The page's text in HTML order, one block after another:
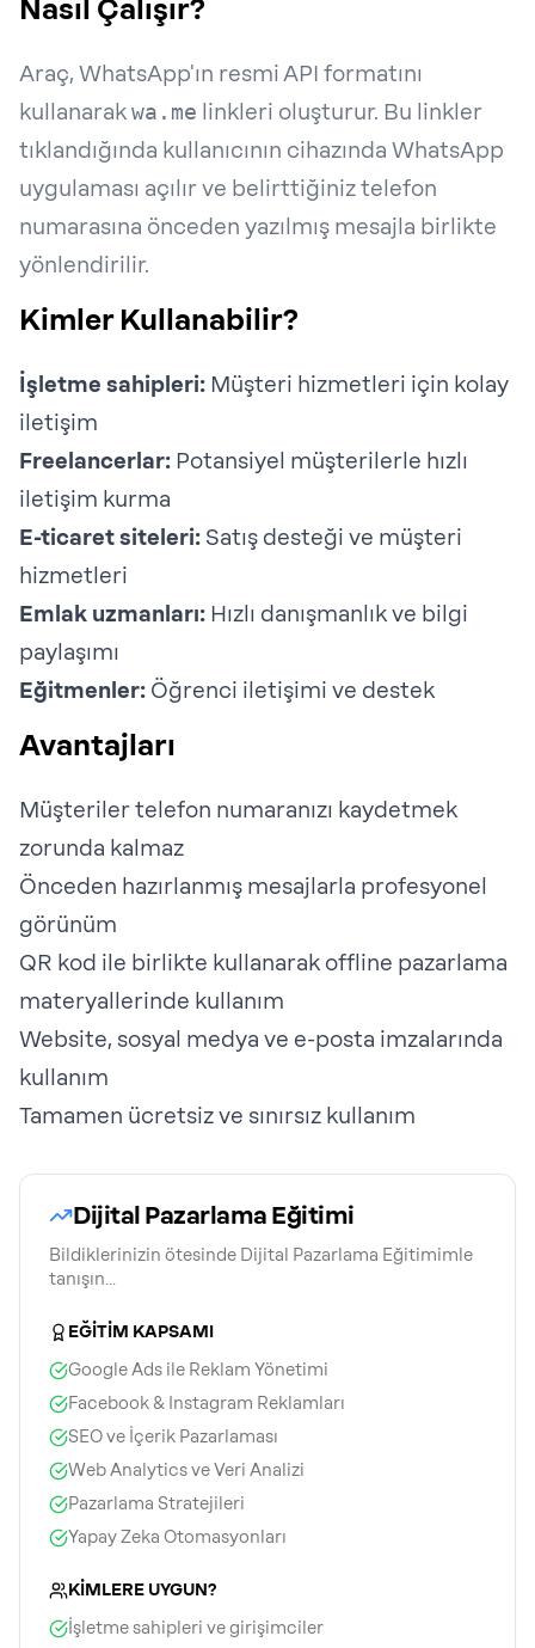
Nasıl Çalışır?
Araç, WhatsApp'ın resmi API formatını
kullanarakwa.me linkleri oluşturur. Bu linkler
tıklandığında kullanıcının cihazında WhatsApp
uygulaması açılır ve belirttiğiniz telefon
numarasına önceden yazılmış mesajla birlikte
yönlendirilir.
Kimler Kullanabilir?
İşletme sahipleri: Müşteri hizmetleri için kolay
iletişim
Freelancerlar: Potansiyel müşterilerle hızlı
iletişim kurma
E-ticaret siteleri: Satış desteği ve müşteri
hizmetleri
Emlak uzmanları: Hızlı danışmanlık ve bilgi
paylaşımı
Eğitmenler: Öğrenci iletişimi ve destek
Avantajları
Müşteriler telefon numaranızı kaydetmek
zorunda kalmaz
Önceden hazırlanmış mesajlarla profesyonel
görünüm
QR kod ile birlikte kullanarak offline pazarlama
materyallerinde kullanım
Website, sosyal medya ve e-posta imzalarında
kullanım
Tamamen ücretsiz ve sınırsız kullanım
Dijital Pazarlama Eğitimi
Bildiklerinizin ötesinde Dijital Pazarlama Eğitimimle
tanışın...
EĞİTİM KAPSAMI
Google Ads ile Reklam Yönetimi
Facebook & Instagram Reklamları
SEO ve İçerik Pazarlaması
Web Analytics ve Veri Analizi
Pazarlama Stratejileri
Yapay Zeka Otomasyonları
KİMLERE UYGUN?
İşletme sahipleri ve girişimciler